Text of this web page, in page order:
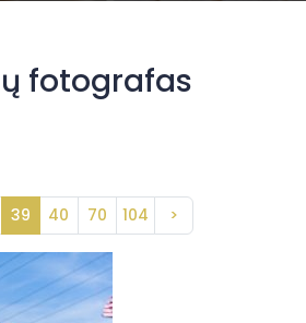
fotografas
39 40 70 104 >